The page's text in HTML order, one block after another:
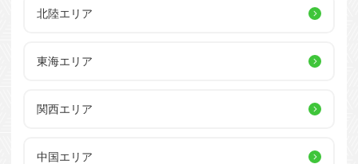
北陸エリア
東海エリア
関西エリア
中国エリア